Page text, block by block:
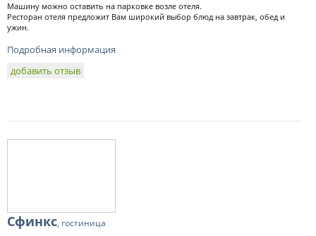
Машину можно оставить на парковке возле отеля.
Ресторан отеля предложит Вам широкий выбор блюд на завтрак, обед и
ужин.
Подробная информация
добавить отзыв
Сфинкс, гостиница